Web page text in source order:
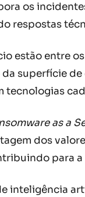
os
respostas
estão entre
superfície
as a
dos
para
inteligência